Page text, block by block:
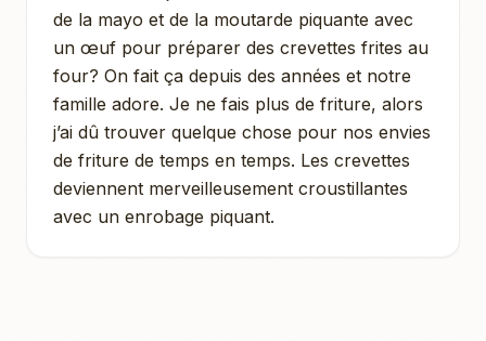
de la mayo et de la moutarde piquante avec
un œuf pour préparer des crevettes frites au
four? On fait ça depuis des années et notre
famille adore. Je ne fais plus de friture, alors
j’ai dû trouver quelque chose pour nos envies
de friture de temps en temps. Les crevettes
deviennent merveilleusement croustillantes
avec un enrobage piquant.